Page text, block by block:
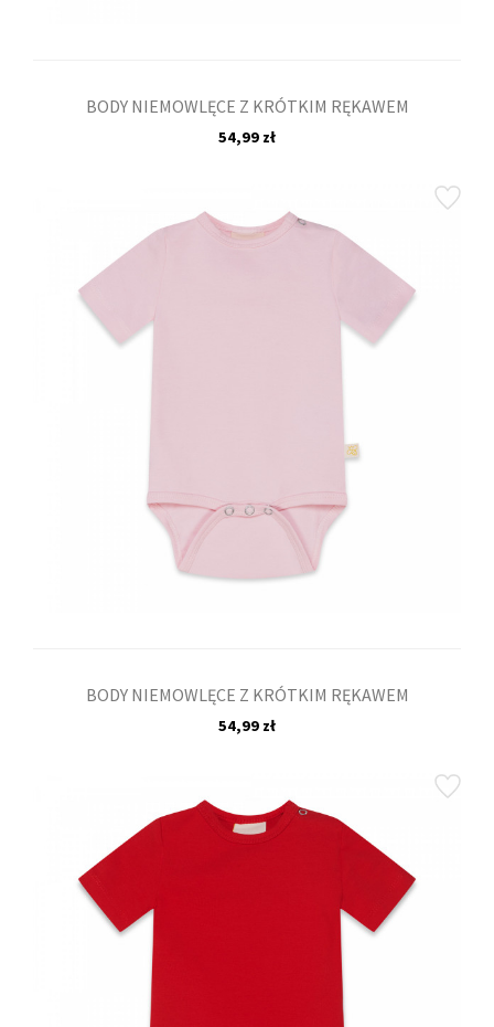
BODY NIEMOWLĘCE Z KRÓTKIM RĘKAWEM
54,99 zł
BODY NIEMOWLĘCE Z KRÓTKIM RĘKAWEM
54,99 zł